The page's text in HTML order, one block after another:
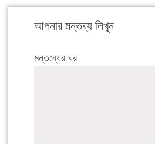
আপনার মন্তব্য লিখুন
মন্তব্যের ঘর